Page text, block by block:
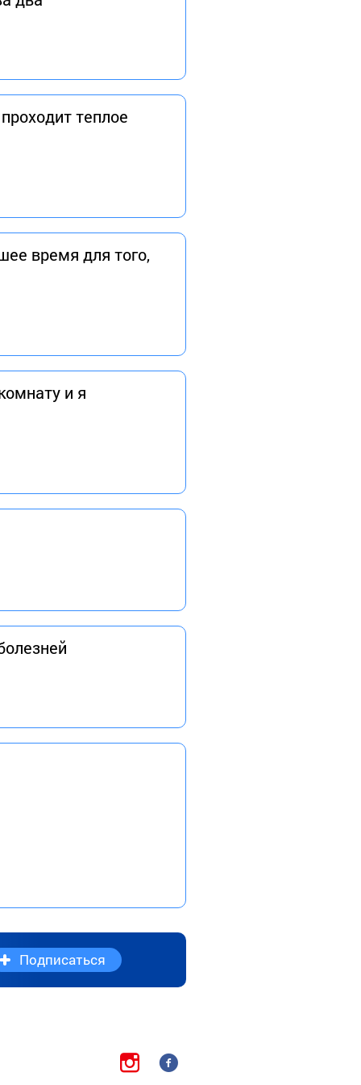
теплое
время для того,
и я
Подписаться